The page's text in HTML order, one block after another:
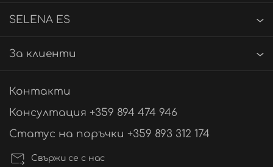
SELENA ES
За клиенти
Контакти
Консултация +359 894 474 946
Статус на поръчки +359 893 312 174
Свържи се с нас